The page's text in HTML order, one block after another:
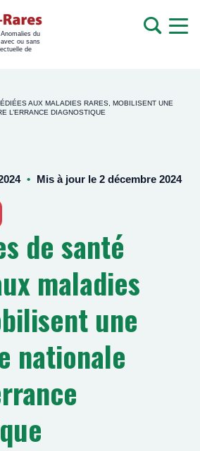
du
ou sans
de
Rechercher
AUX MALADIES RARES, MOBILISENT UNE
L’ERRANCE DIAGNOSTIQUE
Mis à jour le 2 décembre 2024
de santé
maladies
une
nationale